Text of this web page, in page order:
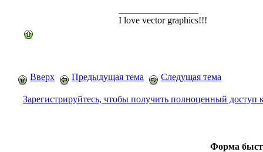
I love vector graphics!!!
Вверх Предыдущая тема Следущая тема
Зарегистрируйтесь, чтобы получить полноценный доступ
Форма